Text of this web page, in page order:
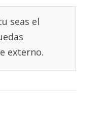
seas el
externo.